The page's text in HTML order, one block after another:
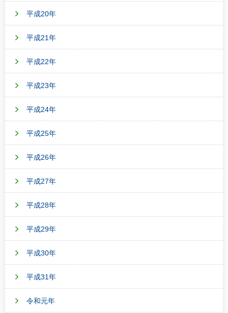
平成20年
平成21年
平成22年
平成23年
平成24年
平成25年
平成26年
平成27年
平成28年
平成29年
平成30年
平成31年
令和元年